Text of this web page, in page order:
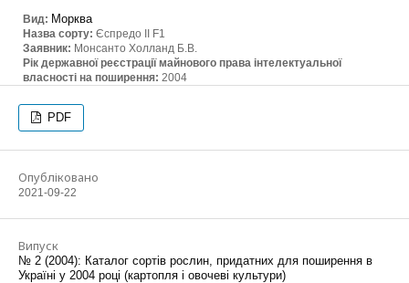
Вид: Морква
Назва сорту: Єспредо ІІ F1
Заявник: Монсанто Холланд Б.В.
Рік державної реєстрації майнового права інтелектуальної
власності на поширення: 2004
PDF
Опубліковано
2021-09-22
Випуск
№ 2 (2004): Каталог сортів рослин, придатних для поширення в
Україні у 2004 році (картопля і овочеві культури)